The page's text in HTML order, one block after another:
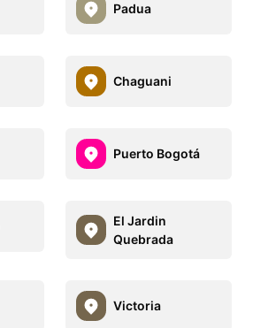
Padua
Chaguani
Puerto Bogotá
El Jardin
Quebrada
Victoria